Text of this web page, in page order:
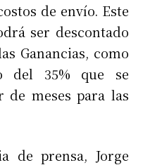
de envío. Este
ser descontado
Ganancias, como
del 35% que se
de meses para las
de prensa, Jorge